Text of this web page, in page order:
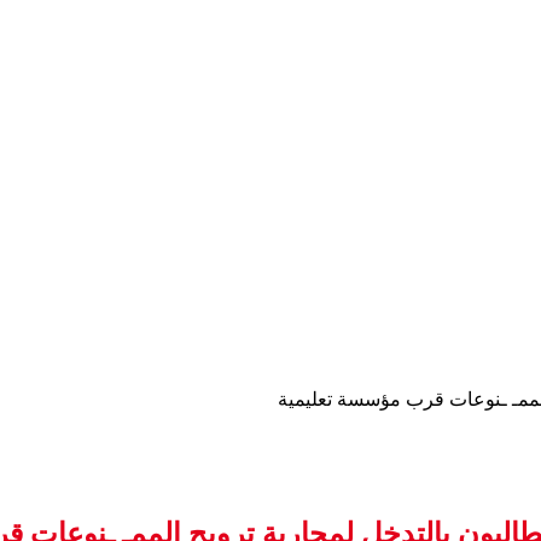
ـنوعات قرب مؤسسة تعليمية
بالتدخل لمحاربة ترويج الممـ